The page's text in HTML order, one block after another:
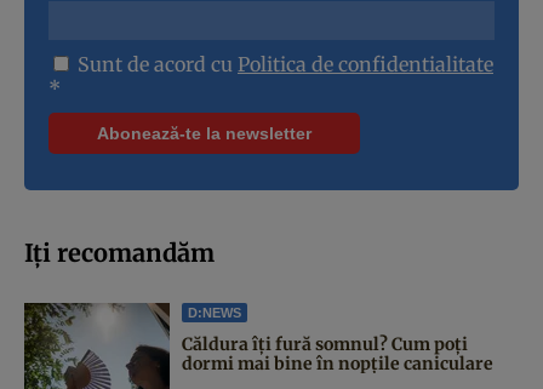
Sunt de acord cu Politica de confidentialitate
*
Iți recomandăm
D:NEWS
Căldura îți fură somnul? Cum poți
dormi mai bine în nopțile caniculare